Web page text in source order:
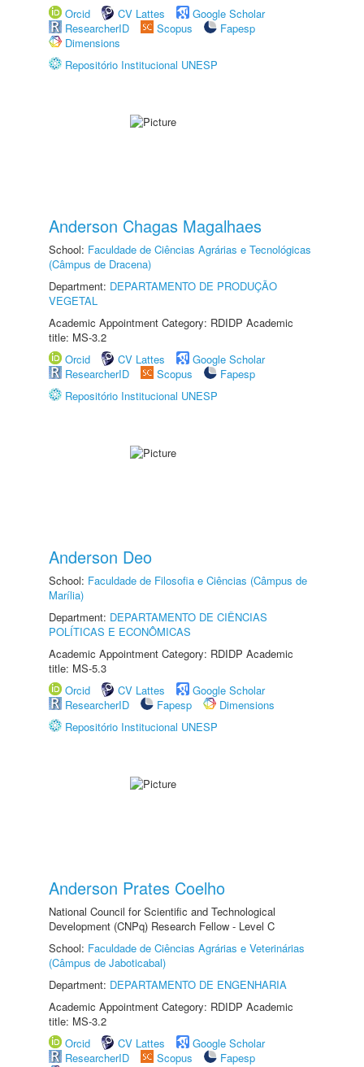
Orcid
CV Lattes
Google Scholar
ResearcherID
Scopus
Fapesp
Dimensions
Repositório Institucional UNESP
Anderson Chagas Magalhaes
School: Faculdade de Ciências Agrárias e Tecnológicas
(Câmpus de Dracena)
Department: DEPARTAMENTO DE PRODUÇÃO
VEGETAL
Academic Appointment Category: RDIDP Academic
title: MS-3.2
Orcid
CV Lattes
Google Scholar
ResearcherID
Scopus
Fapesp
Repositório Institucional UNESP
Anderson Deo
School: Faculdade de Filosofia e Ciências (Câmpus de
Marília)
Department: DEPARTAMENTO DE CIÊNCIAS
POLÍTICAS E ECONÔMICAS
Academic Appointment Category: RDIDP Academic
title: MS-5.3
Orcid
CV Lattes
Google Scholar
ResearcherID
Fapesp
Dimensions
Repositório Institucional UNESP
Anderson Prates Coelho
National Council for Scientific and Technological
Development (CNPq) Research Fellow - Level C
School: Faculdade de Ciências Agrárias e Veterinárias
(Câmpus de Jaboticabal)
Department: DEPARTAMENTO DE ENGENHARIA
Academic Appointment Category: RDIDP Academic
title: MS-3.2
Orcid
CV Lattes
Google Scholar
ResearcherID
Scopus
Fapesp